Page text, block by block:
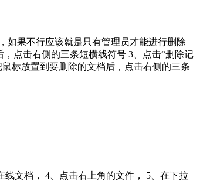
如果不行应该就是只有管理员才能进行删除
点击右侧的三条短横线符号 3、点击“删除记
标放置到要删除的文档后，点击右侧的三条
文档， 4、点击右上角的文件， 5、在下拉